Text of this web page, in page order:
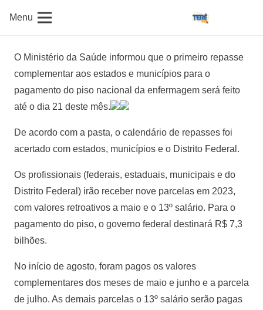
Menu
O Ministério da Saúde informou que o primeiro repasse
complementar aos estados e municípios para o
pagamento do piso nacional da enfermagem será feito
até o dia 21 deste mês.
De acordo com a pasta, o calendário de repasses foi
acertado com estados, municípios e o Distrito Federal.
Os profissionais (federais, estaduais, municipais e do
Distrito Federal) irão receber nove parcelas em 2023,
com valores retroativos a maio e o 13º salário. Para o
pagamento do piso, o governo federal destinará R$ 7,3
bilhões.
No início de agosto, foram pagos os valores
complementares dos meses de maio e junho e a parcela
de julho. As demais parcelas o 13º salário serão pagas